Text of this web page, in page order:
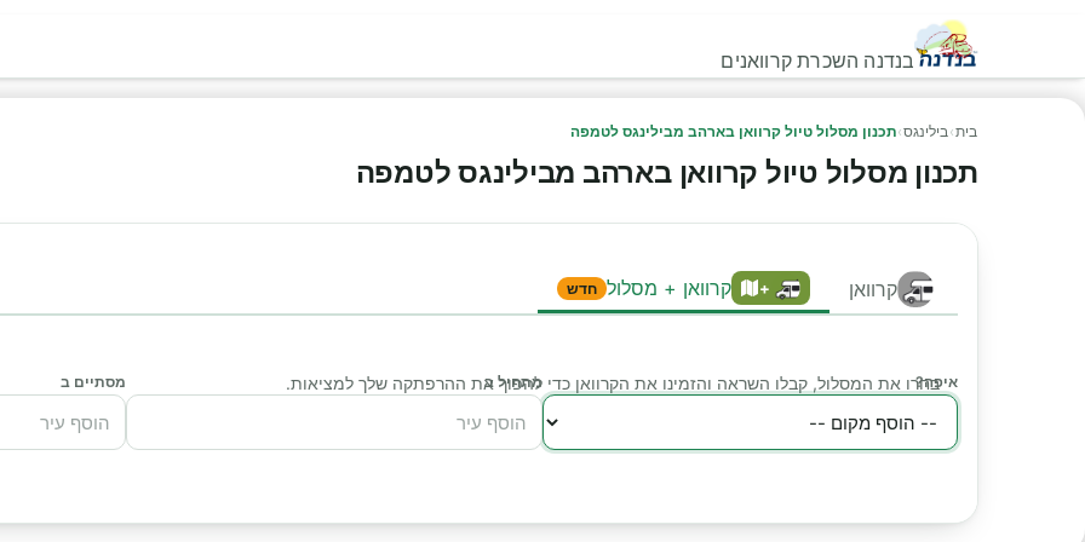
בנדנה השכרת קרוואנים
בית›בילינגס›תכנון מסלול טיול קרוואן בארהב מבילינגס לטמפה
תכנון מסלול טיול קרוואן בארהב מבילינגס לטמפה
קרוואן + קרוואן + מסלול חדש
בחרו את המסלול, קבלו השראה והזמינו את הקרוואן כדי להפוך את ההרפתקה שלך למציאות.
איפה? מתחיל ב מסתיים ב